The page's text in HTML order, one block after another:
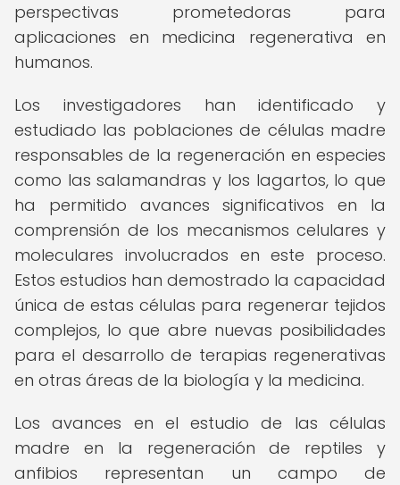
perspectivas prometedoras para
aplicaciones en medicina regenerativa en
humanos.
Los investigadores han identificado y
estudiado las poblaciones de células madre
responsables de la regeneración en especies
como las salamandras y los lagartos, lo que
ha permitido avances significativos en la
comprensión de los mecanismos celulares y
moleculares involucrados en este proceso.
Estos estudios han demostrado la capacidad
única de estas células para regenerar tejidos
complejos, lo que abre nuevas posibilidades
para el desarrollo de terapias regenerativas
en otras áreas de la biología y la medicina.
Los avances en el estudio de las células
madre en la regeneración de reptiles y
anfibios representan un campo de